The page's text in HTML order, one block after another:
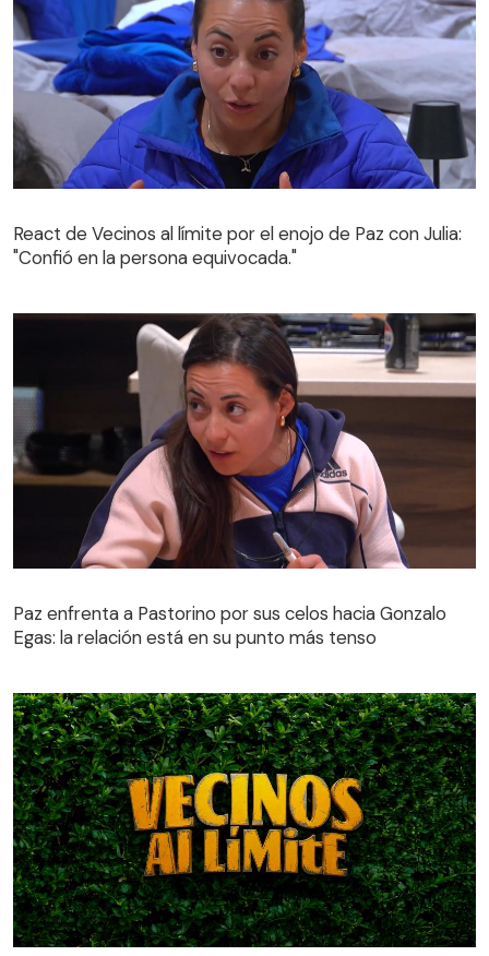
"Confió en la persona equivocada."
React de Vecinos al límite por el enojo de Paz con Julia:
"Confió en la persona equivocada."
Egas: la relación está en su punto más tenso
Paz enfrenta a Pastorino por sus celos hacia Gonzalo
Egas: la relación está en su punto más tenso